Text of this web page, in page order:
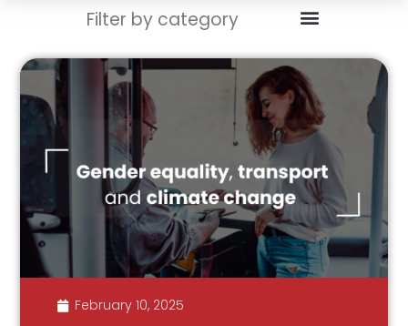
Filter by category
February 10, 2025